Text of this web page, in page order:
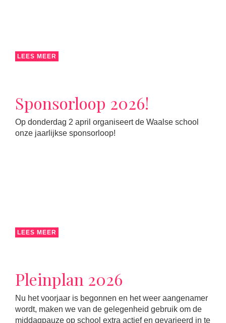
LEES MEER
Sponsorloop 2026!
Op donderdag 2 april organiseert de Waalse school
onze jaarlijkse sponsorloop!
LEES MEER
Pleinplan 2026
Nu het voorjaar is begonnen en het weer aangenamer
wordt, maken we van de gelegenheid gebruik om de
middagpauze op school extra actief en gevarieerd in te